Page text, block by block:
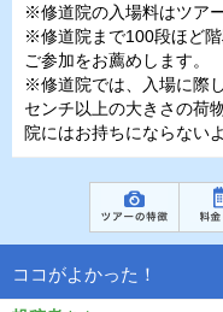
※修道院の入場料はツア
※修道院まで100段ほど
ご参加をお薦めします。
※修道院では、入場に際
センチ以上の大きさの荷
院にはお持ちにならない
ココがよかった！